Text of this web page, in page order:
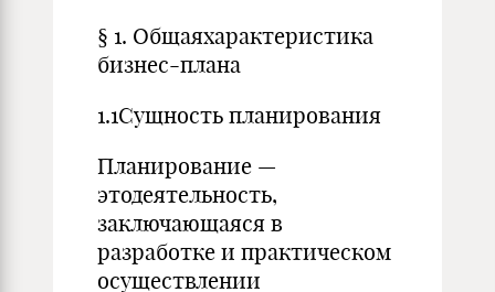
§ 1. Общаяхарактеристика
бизнес-плана
1.1Сущность планирования
Планирование —
этодеятельность,
заключающаяся в
разработке и практическом
осуществлении